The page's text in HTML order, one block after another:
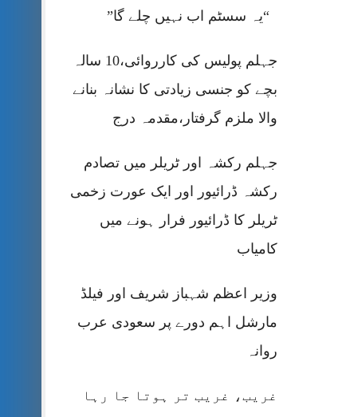
“یہ سسٹم اب نہیں چلے گا”
جہلم پولیس کی کارروائی،10 سالہ
بچے کو جنسی زیادتی کا نشانہ بنانے
والا ملزم گرفتار،مقدمہ درج
جہلم رکشہ اور ٹریلر میں تصادم
رکشہ ڈرائیور اور ایک عورت زخمی
ٹریلر کا ڈرائیور فرار ہونے میں
کامیاب
وزیر اعظم شہباز شریف اور فیلڈ
مارشل اہم دورے پر سعودی عرب
روانہ
غریب، غریب تر ہوتا جا رہا